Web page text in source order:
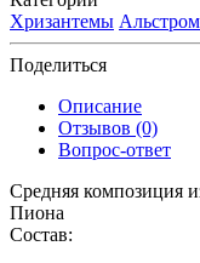
Хризантемы
Поделиться
Описание
Отзывов (0)
Вопрос-ответ
Средняя композиция
Пиона
Состав: